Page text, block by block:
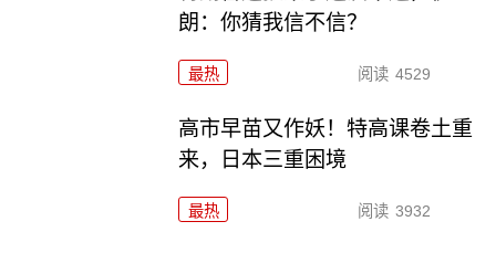
朗：你猜我信不信？
最热 阅读 4529
高市早苗又作妖！特高课卷土重
来，日本三重困境
最热 阅读 3932